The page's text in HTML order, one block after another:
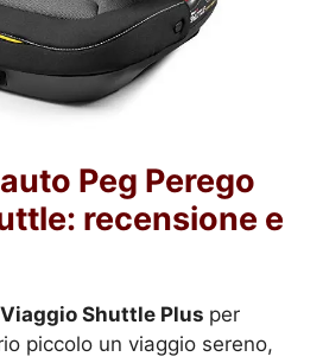
Peg Perego
recensione e
Viaggio Shuttle Plus per
piccolo un viaggio sereno,